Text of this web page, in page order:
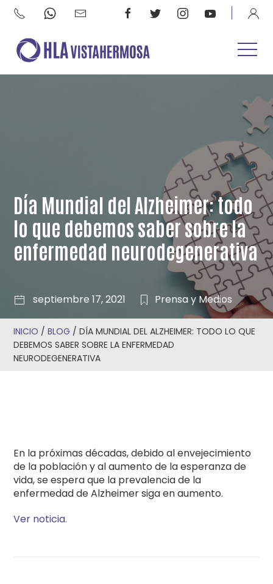
Día Mundial del Alzheimer: todo
lo que debemos saber sobre la
enfermedad neurodegenerativa
septiembre 17, 2021 Prensa y Medios
INICIO /BLOG /DÍA MUNDIAL DEL ALZHEIMER: TODO LO QUE
DEBEMOS SABER SOBRE LA ENFERMEDAD
NEURODEGENERATIVA
En la próximas décadas, debido al envejecimiento
de la población y al aumento de la esperanza de
vida, se espera que la prevalencia de la
enfermedad de Alzheimer siga en aumento.
Ver noticia.